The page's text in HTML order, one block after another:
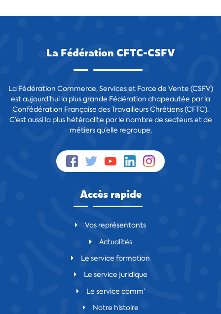
La Fédération CFTC-CSFV
La Fédération Commerce, Services et Force de Vente (CSFV)
est aujourd’hui la plus grande Fédération chapeautée par la
Confédération Française des Travailleurs Chrétiens (CFTC).
C’est aussi la plus hétéroclite par le nombre de secteurs et de
métiers qu’elle regroupe.
Accès rapide
Vos représentants
Actualités
Le service formation
Le service juridique
Le service comm’
Notre histoire